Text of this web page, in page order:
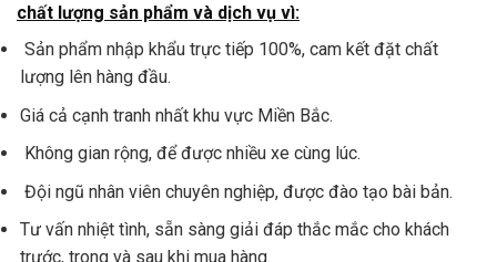
chất lượng sản phẩm và dịch vụ vì:
Sản phẩm nhập khẩu trực tiếp 100%, cam kết đặt chất
lượng lên hàng đầu.
Giá cả cạnh tranh nhất khu vực Miền Bắc.
Không gian rộng, để được nhiều xe cùng lúc.
Đội ngũ nhân viên chuyên nghiệp, được đào tạo bài bản.
Tư vấn nhiệt tình, sẵn sàng giải đáp thắc mắc cho khách
trước, trong và sau khi mua hàng.